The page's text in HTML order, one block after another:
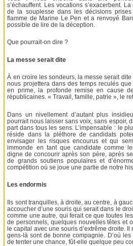
s’échauffent. Les vocations s’exacerbent.
de la souplesse dans les décisions
flamme de Marine Le Pen et a renvoyé
possible de lire de la déception.
Que pourrait-on dire ?
La messe serait dite
À en croire les sondeurs, la messe serait
nous projettera dans des temps reculés
en prime, la profonde remise en cause
républicaines. « Travail, famille, patrie », le
Dans un nivellement d’autant plus
pourrait nous laisser sans voix, sans espoir,
part dans tous les sens. L’impensable : le
réside dans la pléthore de candidats
envisager les risques encourus et qui
immonde en tant que candidate comme
digne de concourir après son père, après
de grands soutiens populaires et
compétition où se joue une partie de notre
Les endormis
Ils sont tranquilles, à droite, au centre, à
accoucher d’une souris qui serait dans le
comme une autre, qui ferait ce que toutes
de personnels, quelques nouvelles têtes et
le capital avec une souris d’extrême droite. Il
gens-là sont de bonne compagnie. D’où
de tenter une chance, fût-elle quelque peu